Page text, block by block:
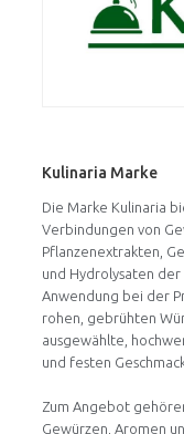
Kulinaria Marke
Die Marke Kulinaria
Verbindungen von
Pflanzenextrakten,
und Hydrolysaten
Anwendung bei der
rohen, gebrühten
ausgewählte,
und festen
Zum Angebot
Gewürzen, Aromen